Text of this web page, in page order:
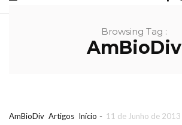
Browsing Tag :
AmBioDiv
AmBioDiv Artigos Início - 11 de Junho de 2013